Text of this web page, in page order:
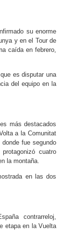
su enorme
y en el Tour de
caída en febrero,
es disputar una
del equipo en la
más destacados
a la Comunitat
fue segundo
cuatro
la montaña.
en las dos
contrarreloj,
etapa en la Vuelta